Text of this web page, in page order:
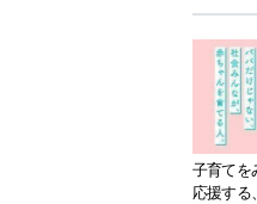
子育てを
応援する